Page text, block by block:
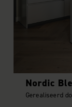
Nordic
Gerealiseerd